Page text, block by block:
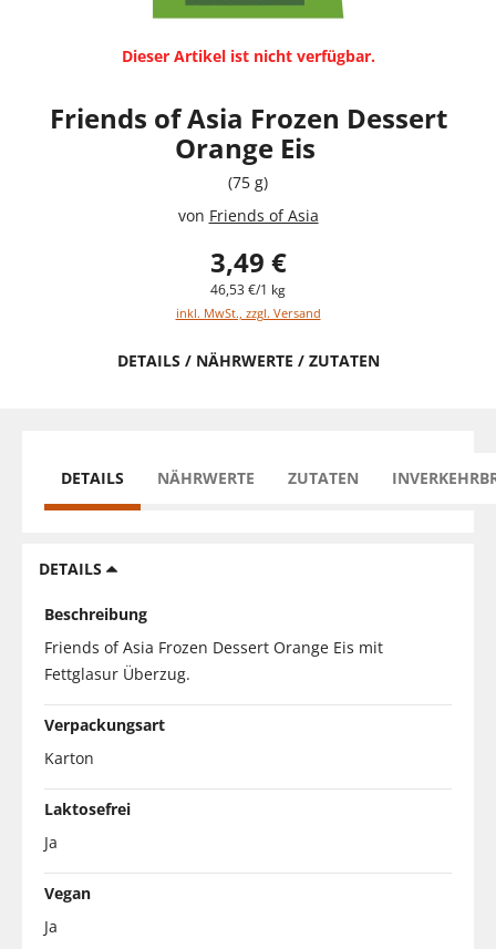
Dieser Artikel ist nicht verfügbar.
Friends of Asia Frozen Dessert
Orange Eis
(75 g)
von Friends of Asia
3,49 €
46,53 €/1 kg
inkl. MwSt., zzgl. Versand
DETAILS / NÄHRWERTE / ZUTATEN
DETAILS NÄHRWERTE ZUTATEN
DETAILS
Beschreibung
Friends of Asia Frozen Dessert Orange Eis mit
Fettglasur Überzug.
Verpackungsart
Karton
Laktosefrei
Ja
Vegan
Ja